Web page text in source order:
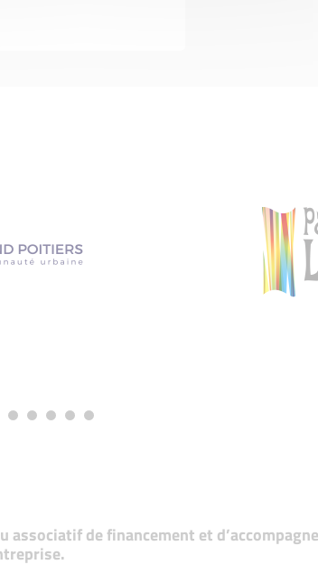
associatif de financement et